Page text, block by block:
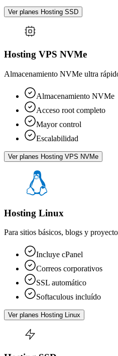
Ver planes Hosting SSD
Hosting VPS NVMe
Almacenamiento NVMe ultra
Almacenamiento NVMe
Acceso root completo
Mayor control
Escalabilidad
Ver planes Hosting VPS NVMe
Hosting Linux
Para sitios básicos, blogs y
Incluye cPanel
Correos corporativos
SSL automático
Softaculous incluído
Ver planes Hosting Linux